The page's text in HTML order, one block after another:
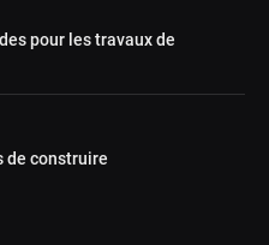
pour les travaux de
de construire